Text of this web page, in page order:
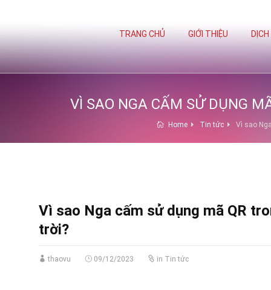
TRANG CHỦ GIỚI THIỆU
VÌ SAO NGA CẤM SỬ DỤNG
Home Tin tức Vì sao
Vì sao Nga cấm sử dụng mã QR
trời?
thaovu 09/12/2023 in Tin tức